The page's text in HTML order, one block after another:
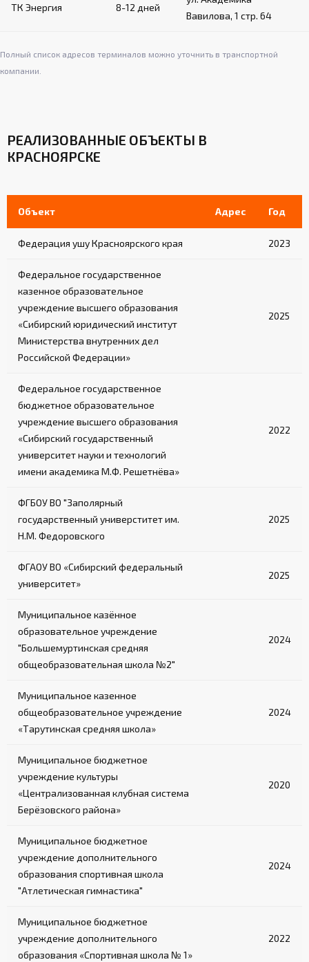
ТК Энергия 8-12 дней
Вавилова, 1 стр. 64
Полный список адресов терминалов можно уточнить в транспортной
компании.
РЕАЛИЗОВАННЫЕ ОБЪЕКТЫ В
КРАСНОЯРСКЕ
Объект Адрес Год
Федерация ушу Красноярского края 2023
Федеральное государственное
казенное образовательное
учреждение высшего образования
«Сибирский юридический институт
Министерства внутренних дел
Российской Федерации»
2025
Федеральное государственное
бюджетное образовательное
учреждение высшего образования
«Сибирский государственный
университет науки и технологий
имени академика М.Ф. Решетнёва»
2022
ФГБОУ ВО "Заполярный
государственный универститет им.
Н.М. Федоровского
2025
ФГАОУ ВО «Сибирский федеральный
университет»
2025
Муниципальное казённое
образовательное учреждение
"Большемуртинская средняя
общеобразовательная школа №2"
2024
Муниципальное казенное
общеобразовательное учреждение
«Тарутинская средняя школа»
2024
Муниципальное бюджетное
учреждение культуры
«Централизованная клубная система
Берёзовского района»
2020
Муниципальное бюджетное
учреждение дополнительного
образования спортивная школа
"Атлетическая гимнастика"
2024
Муниципальное бюджетное
учреждение дополнительного
образования «Спортивная школа № 1»
2022